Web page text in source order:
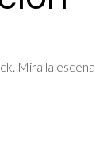
Mira la escena